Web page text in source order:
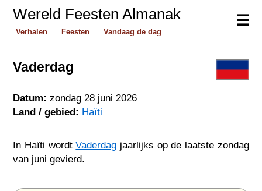
☰
Wereld Feesten Almanak
Verhalen Feesten Vandaag de dag
Vaderdag
Datum: zondag 28 juni 2026
Land / gebied: Haïti
In Haïti wordtVaderdag jaarlijks op de laatste zondag
van juni gevierd.